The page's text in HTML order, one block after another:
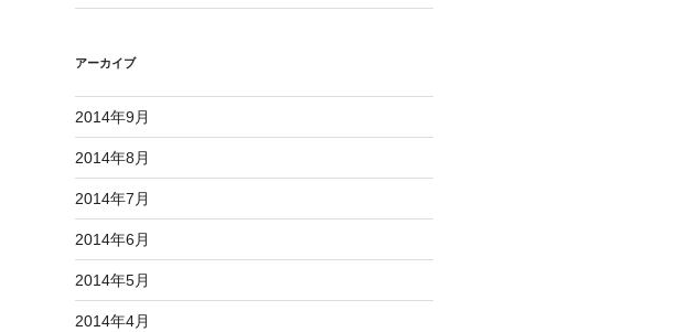
アーカイブ
2014年9月
2014年8月
2014年7月
2014年6月
2014年5月
2014年4月